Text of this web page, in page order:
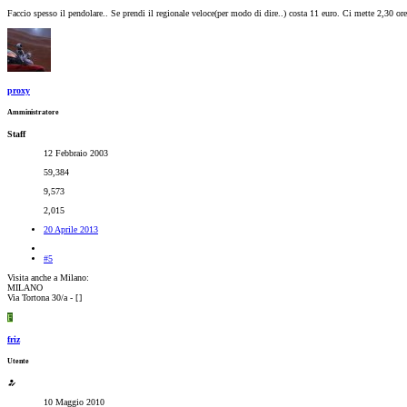
Faccio spesso il pendolare.. Se prendi il regionale veloce(per modo di dire..) costa 11 euro. Ci mette 2,30
proxy
Amministratore
Staff
12 Febbraio 2003
59,384
9,573
2,015
20 Aprile 2013
#5
Visita anche a Milano:
MILANO
Via Tortona 30/a - []
F
friz
Utente
10 Maggio 2010